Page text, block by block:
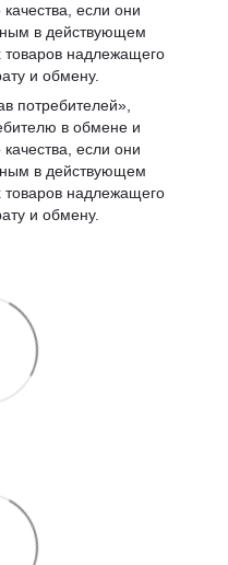
если они
в действующем
товаров надлежащего
и обмену.
потребителей»,
в обмене и
если они
в действующем
товаров надлежащего
и обмену.